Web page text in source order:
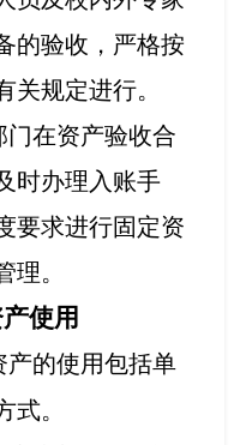
的验收，严格按
关规定进行。
门在资产验收合
时办理入账手
要求进行固定资
理。
使用
产的使用包括单
式。